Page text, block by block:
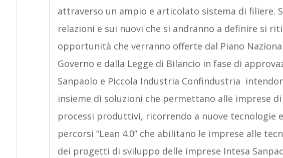
attraverso un ampio e articolato sistema di filiere.
relazioni e sui nuovi che si andranno a definire si
opportunità che verranno offerte dal Piano
Governo e dalla Legge di Bilancio in fase di
Sanpaolo e Piccola Industria Confindustria
insieme di soluzioni che permettano alle imprese
processi produttivi, ricorrendo a nuove tecnologie
percorsi “Lean 4.0” che abilitano le imprese alle
dei progetti di sviluppo delle imprese Intesa